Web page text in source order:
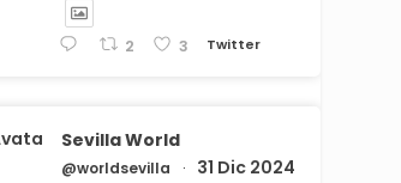
2 3 Twitter
Sevilla World
@worldsevilla ·
31 Dic 2024